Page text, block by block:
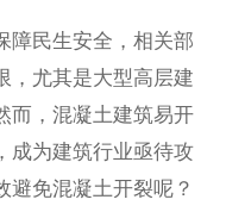
障民生安全，相关部
，尤其是大型高层建
而，混凝土建筑易开
成为建筑行业亟待攻
避免混凝土开裂呢？